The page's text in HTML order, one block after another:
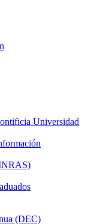
Universidad
(DEC)